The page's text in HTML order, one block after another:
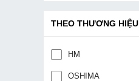
THEO THƯƠNG HIỆU
HM
OSHIMA